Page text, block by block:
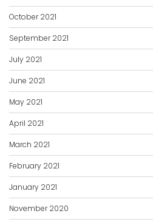
October 2021
September 2021
July 2021
June 2021
May 2021
April 2021
March 2021
February 2021
January 2021
November 2020